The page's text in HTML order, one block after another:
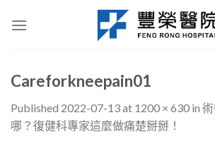
Careforkneepain01
Published 2022-07-13at 1200 × 630 in
哪？復健科專家這麼做痛楚掰掰！